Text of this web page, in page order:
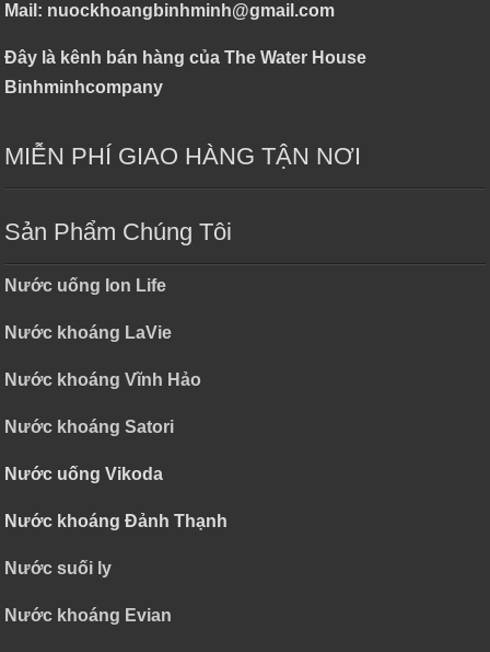
Mail: nuockhoangbinhminh@gmail.com
Đây là kênh bán hàng của The Water House
Binhminhcompany
MIỄN PHÍ GIAO HÀNG TẬN NƠI
Sản Phẩm Chúng Tôi
Nước uống Ion Life
Nước khoáng LaVie
Nước khoáng Vĩnh Hảo
Nước khoáng Satori
Nước uống Vikoda
Nước khoáng Đảnh Thạnh
Nước suối ly
Nước khoáng Evian